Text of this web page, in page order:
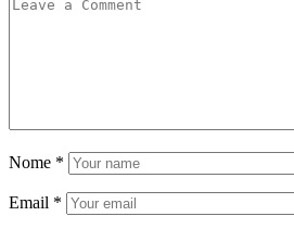
Nome *
Email *